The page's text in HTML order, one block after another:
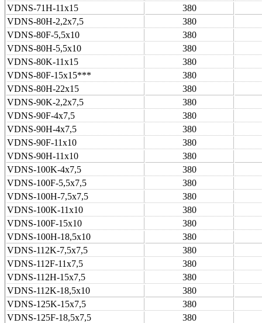
VDNS-71H-11x15
380
VDNS-80H-2,2x7,5
380
VDNS-80F-5,5x10
380
VDNS-80H-5,5x10
380
VDNS-80K-11x15
380
VDNS-80F-15x15***
380
VDNS-80H-22x15
380
VDNS-90K-2,2x7,5
380
VDNS-90F-4x7,5
380
VDNS-90H-4x7,5
380
VDNS-90F-11x10
380
VDNS-90H-11x10
380
VDNS-100K-4x7,5
380
VDNS-100F-5,5x7,5
380
VDNS-100H-7,5x7,5
380
VDNS-100K-11x10
380
VDNS-100F-15x10
380
VDNS-100H-18,5x10
380
VDNS-112K-7,5x7,5
380
VDNS-112F-11x7,5
380
VDNS-112H-15x7,5
380
VDNS-112K-18,5x10
380
VDNS-125K-15x7,5
380
VDNS-125F-18,5x7,5
380